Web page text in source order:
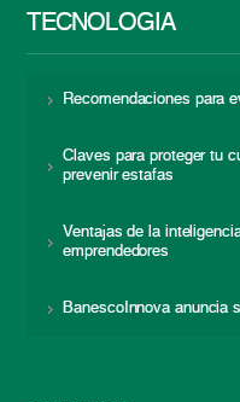
TECNOLOGÍA
Recomendaciones para
Claves para proteger tu
prevenir estafas
Ventajas de la
emprendedores
BanescoInnova anuncia